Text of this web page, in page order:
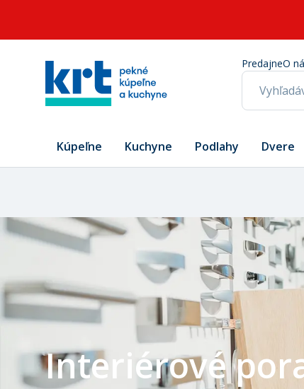
PredajneO
Kúpeľne Kuchyne Podlahy Dvere
Interiérové